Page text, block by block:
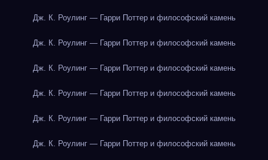
Дж. К. Роулинг — Гарри Поттер и философский камень
Дж. К. Роулинг — Гарри Поттер и философский камень
Дж. К. Роулинг — Гарри Поттер и философский камень
Дж. К. Роулинг — Гарри Поттер и философский камень
Дж. К. Роулинг — Гарри Поттер и философский камень
Дж. К. Роулинг — Гарри Поттер и философский камень